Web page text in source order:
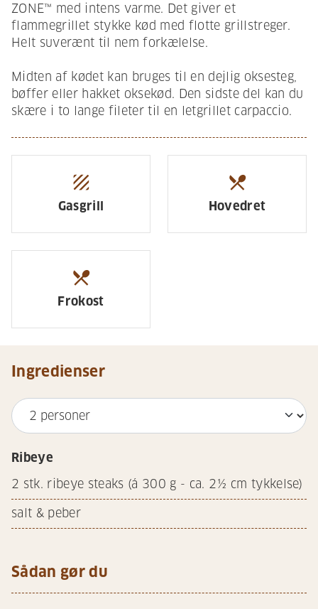
ZONE™ med intens varme. Det giver et
flammegrillet stykke kød med flotte grillstreger.
Helt suverænt til nem forkælelse.
Midten af kødet kan bruges til en dejlig oksesteg,
bøffer eller hakket oksekød. Den sidste del kan du
skære i to lange fileter til en letgrillet carpaccio.
texture
Gasgrill
restaurant_menu
Hovedret
restaurant_menu
Frokost
Ingredienser
Ribeye
2 stk. ribeye steaks (á 300 g - ca. 2½ cm tykkelse)
salt & peber
Sådan gør du